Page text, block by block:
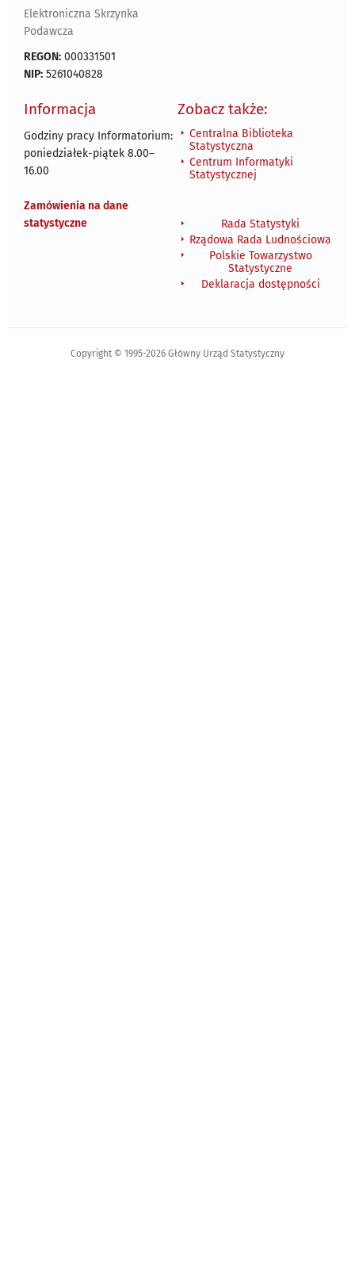
Elektroniczna Skrzynka
Podawcza
REGON: 000331501
NIP: 5261040828
Informacja
Godziny pracy Informatorium:
poniedziałek-piątek 8.00–
16.00
Zamówienia na dane
statystyczne
Zobacz także:
Centralna Biblioteka
Statystyczna
Centrum Informatyki
Statystycznej
Rada Statystyki
Rządowa Rada Ludnościowa
Polskie Towarzystwo
Statystyczne
Deklaracja dostępności
Copyright © 1995-2026 Główny Urząd Statystyczny